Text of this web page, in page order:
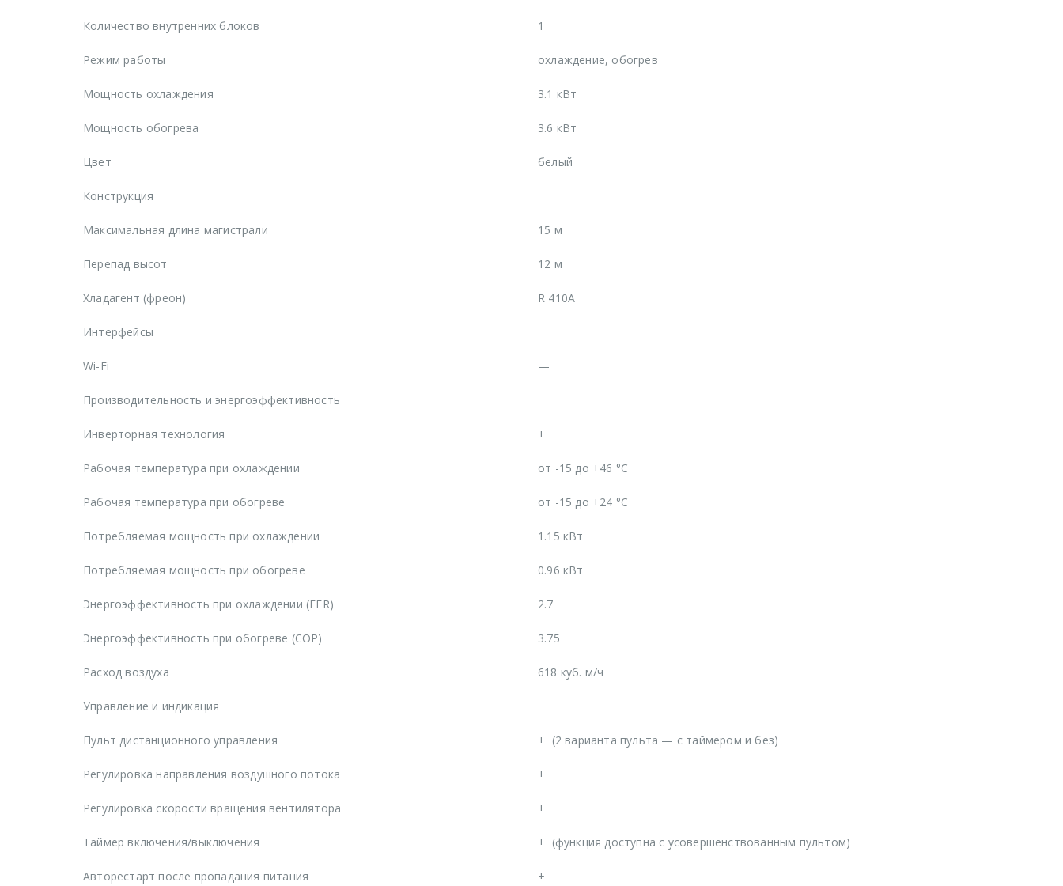
Количество внутренних блоков 1
Режим работы охлаждение, обогрев
Мощность охлаждения 3.1 кВт
Мощность обогрева 3.6 кВт
Цвет белый
Конструкция
Максимальная длина магистрали 15 м
Перепад высот 12 м
Хладагент (фреон) R 410A
Интерфейсы
Wi-Fi —
Производительность и энергоэффективность
Инверторная технология +
Рабочая температура при охлаждении от -15 до +46 °C
Рабочая температура при обогреве от -15 до +24 °C
Потребляемая мощность при охлаждении 1.15 кВт
Потребляемая мощность при обогреве 0.96 кВт
Энергоэффективность при охлаждении (EER) 2.7
Энергоэффективность при обогреве (COP) 3.75
Расход воздуха 618 куб. м/ч
Управление и индикация
Пульт дистанционного управления + (2 варианта пульта — с таймером и без)
Регулировка направления воздушного потока +
Регулировка скорости вращения вентилятора +
Таймер включения/выключения + (функция доступна с усовершенствованным пультом)
Авторестарт после пропадания питания +